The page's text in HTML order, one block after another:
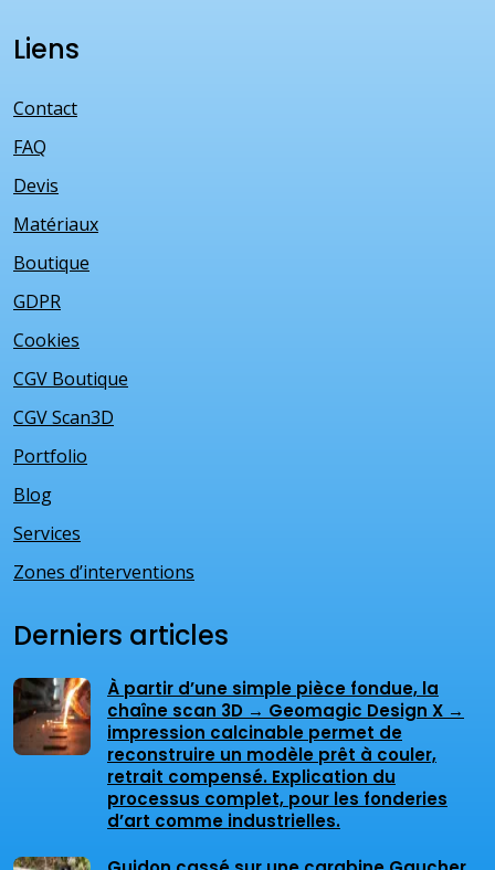
Liens
Contact
FAQ
Devis
Matériaux
Boutique
GDPR
Cookies
CGV Boutique
CGV Scan3D
Portfolio
Blog
Services
Zones d’interventions
Derniers articles
À partir d’une simple pièce fondue, la
chaîne scan 3D → Geomagic Design X →
impression calcinable permet de
reconstruire un modèle prêt à couler,
retrait compensé. Explication du
processus complet, pour les fonderies
d’art comme industrielles.